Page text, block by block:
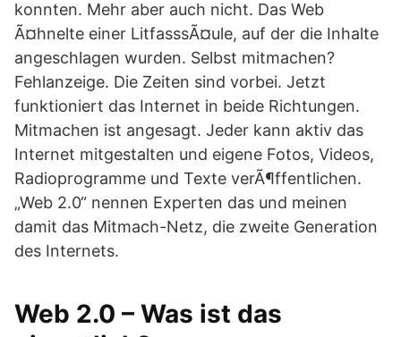
konnten. Mehr aber auch nicht. Das Web
Ã¤hnelte einer LitfasssÃ¤ule, auf der die Inhalte
angeschlagen wurden. Selbst mitmachen?
Fehlanzeige. Die Zeiten sind vorbei. Jetzt
funktioniert das Internet in beide Richtungen.
Mitmachen ist angesagt. Jeder kann aktiv das
Internet mitgestalten und eigene Fotos, Videos,
Radioprogramme und Texte verÃ¶ffentlichen.
„Web 2.0“ nennen Experten das und meinen
damit das Mitmach-Netz, die zweite Generation
des Internets.
Web 2.0 – Was ist das